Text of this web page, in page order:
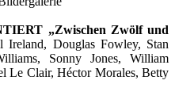
„Zwischen Zwölf und
Ireland, Douglas Fowley, Stan
Sonny Jones, William
Le Clair, Héctor Morales, Betty